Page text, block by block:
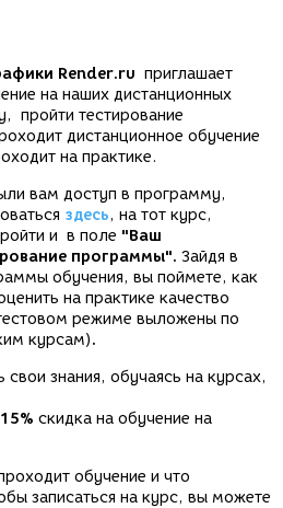
Render.ru приглашает
на наших дистанционных
пройти тестирование
дистанционное обучение
на практике.
вам доступ в программу,
здесь, на тот курс,
и в поле "Ваш
программы". Зайдя в
обучения, вы поймете, как
на практике качество
режиме выложены по
курсам).
знания, обучаясь на курсах,
15% скидка на обучение на
обучение и что
записаться на курс, вы можете